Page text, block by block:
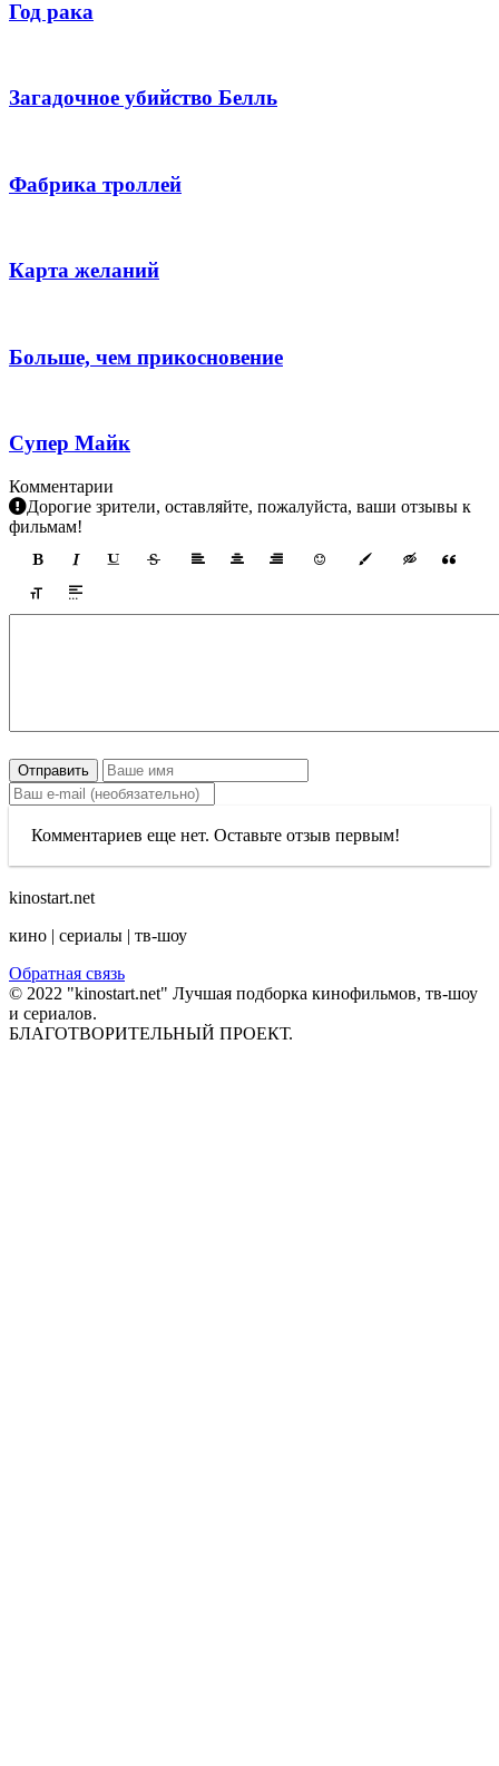
Год рака
Загадочное убийство Белль
Фабрика троллей
Карта желаний
Больше, чем прикосновение
Супер Майк
Комментарии
Дорогие зрители, оставляйте, пожалуйста, ваши отзывы к
фильмам!
Отправить
Комментариев еще нет. Оставьте отзыв первым!
kinostart.net
кино | сериалы | тв-шоу
Обратная связь
© 2022 "kinostart.net" Лучшая подборка кинофильмов, тв-шоу
и сериалов.
БЛАГОТВОРИТЕЛЬНЫЙ ПРОЕКТ.